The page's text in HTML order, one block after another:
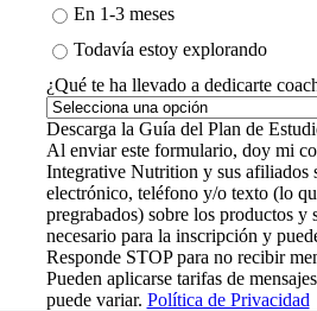
En 1-3 meses
Todavía estoy explorando
¿Qué te ha llevado a dedicarte
Al enviar este formulario, doy mi
Integrative Nutrition y sus afiliados
electrónico, teléfono y/o texto (lo
pregrabados) sobre los productos
necesario para la inscripción y
Responde STOP para no recibir
Pueden aplicarse tarifas de
puede variar. Política de Privacidad